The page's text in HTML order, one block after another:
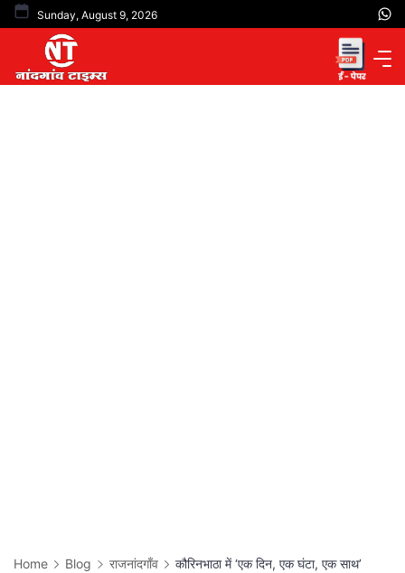
Skip
content
Sunday, August 9, 2026
Home Blog राजनांदगाँव
कौरिनभाठा में ‘एक दिन, एक घंटा, एक साथ’